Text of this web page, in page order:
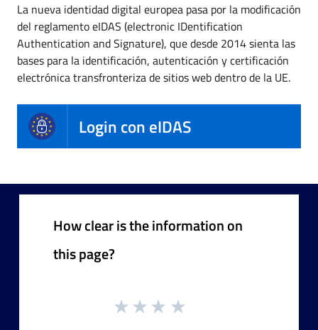
La nueva identidad digital europea pasa por la modificación
del reglamento eIDAS (electronic IDentification
Authentication and Signature), que desde 2014 sienta las
bases para la identificación, autenticación y certificación
electrónica transfronteriza de sitios web dentro de la UE.
Login con eIDAS
How clear is the information on
this page?